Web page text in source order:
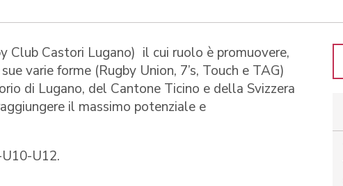
Club Castori Lugano) il cui ruolo è promuovere,
varie forme (Rugby Union, 7’s, Touch e TAG)
di Lugano, del Cantone Ticino e della Svizzera
il massimo potenziale e
U12.